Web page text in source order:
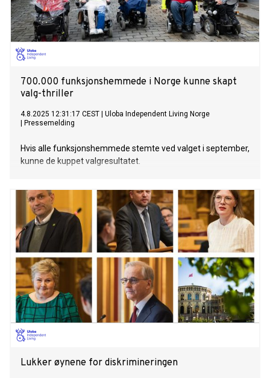
700.000 funksjonshemmede i Norge kunne skapt
valg-thriller
4.8.2025 12:31:17 CEST
Uloba Independent Living Norge
Pressemelding
Hvis alle funksjonshemmede stemte ved valget i september,
kunne de kuppet valgresultatet.
Lukker øynene for diskrimineringen